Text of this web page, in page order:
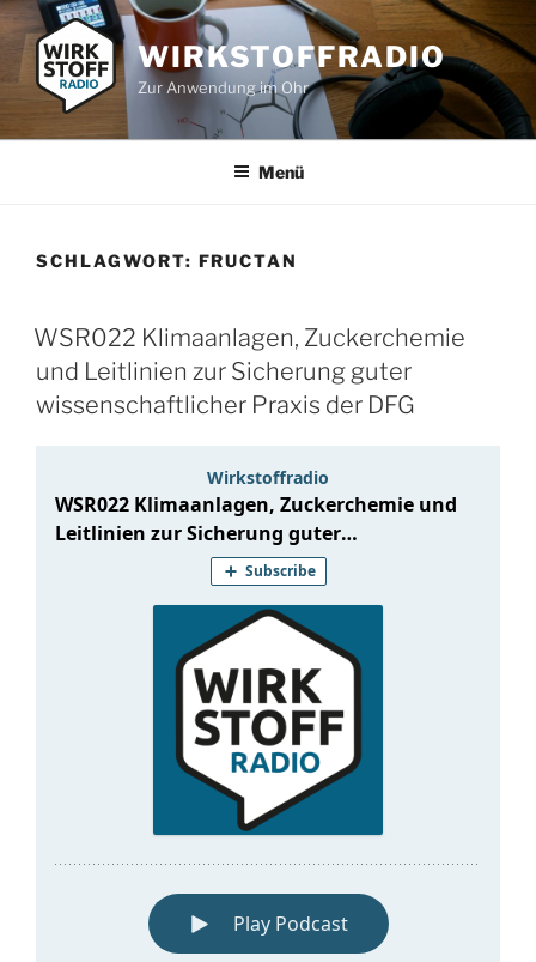
Zum
Inhalt
springen
WIRKSTOFFRADIO
Zur Anwendung im Ohr
Menü
SCHLAGWORT: FRUCTAN
WSR022 Klimaanlagen, Zuckerchemie
und Leitlinien zur Sicherung guter
wissenschaftlicher Praxis der DFG